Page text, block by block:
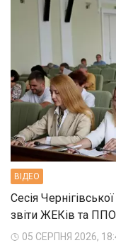
ВIДЕО
Сесія
звіти ЖЕКів та ППО
05 СЕРПНЯ 2026,